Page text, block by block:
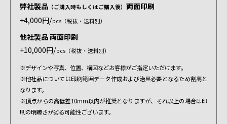
弊社製品（ご購入時もしくはご購入後） 両面印刷
+4,000円/pcs（税抜・送料別）
他社製品 両面印刷
+10,000円/pcs（税抜・送料別）
※デザインや写真、位置、構図などお客様がご指定いただけます。
※他社品については印刷範囲データ作成および治具必要となるため割高と
なります。
※頂点からの高低差10mm以内が推奨となりますが、それ以上の場合は印
刷の明瞭さが劣る可能性ございます。